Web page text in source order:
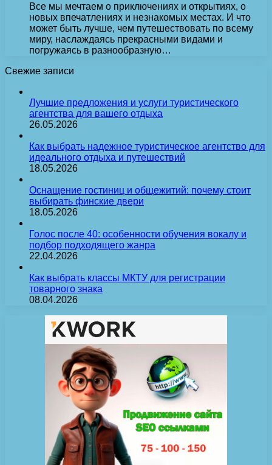
Все мы мечтаем о приключениях и открытиях, о
новых впечатлениях и незнакомых местах. И что
может быть лучше, чем путешествовать по всему
миру, наслаждаясь прекрасными видами и
погружаясь в разнообразную…
Свежие записи
Лучшие предложения и услуги туристического
агентства для вашего отдыха
26.05.2026
Как выбрать надежное туристическое агентство для
идеального отдыха и путешествий
18.05.2026
Оснащение гостиниц и общежитий: почему стоит
выбирать финские двери
18.05.2026
Голос после 40: особенности обучения вокалу и
подбор подходящего жанра
22.04.2026
Как выбрать классы МКТУ для регистрации
товарного знака
08.04.2026